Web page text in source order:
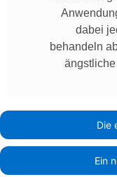
Die
Ein
dabei
behandeln